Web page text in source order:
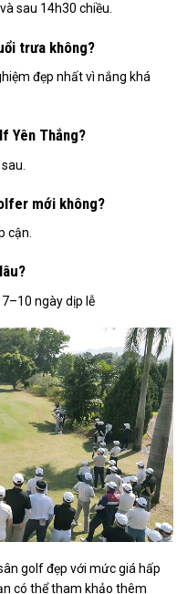
sau 14h30 chiều.
trưa không?
đẹp nhất vì nắng khá
Yên Thắng?
mới không?
cận.
ngày dịp lễ
golf đẹp với mức giá hấp
có thể tham khảo thêm